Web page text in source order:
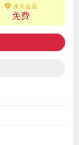
永久会员
免费